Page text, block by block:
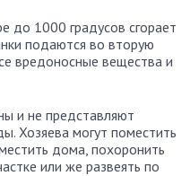
до 1000 градусов сгорает
подаются во вторую
вредоносные вещества и
и не представляют
Хозяева могут поместить
дома, похоронить
или же развеять по